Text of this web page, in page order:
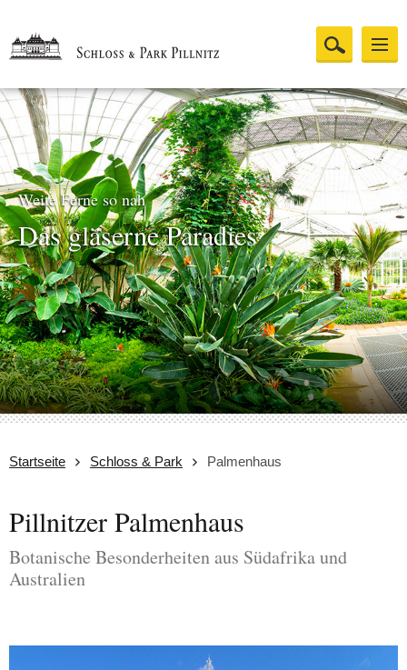
Weite Ferne so nah
Das gläserne Paradies
Startseite Schloss & Park Palmenhaus
Pillnitzer Palmenhaus
Botanische Besonderheiten aus Südafrika und
Australien